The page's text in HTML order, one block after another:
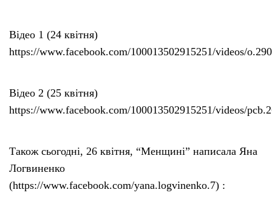
Відео 1 (24 квітня)
https://www.facebook.com/100013502915251/videos/
Відео 2 (25 квітня)
https://www.facebook.com/100013502915251/videos/
Також сьогодні, 26 квітня, “Менщині” написала Яна
Логвиненко
(https://www.facebook.com/yana.logvinenko.7) :